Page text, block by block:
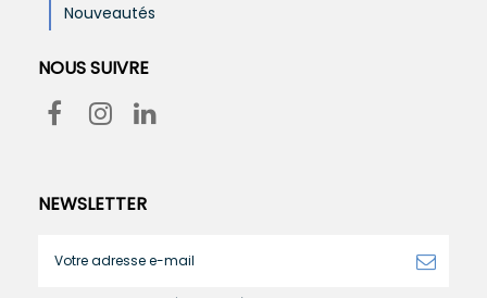
Nouveautés
NOUS SUIVRE
NEWSLETTER